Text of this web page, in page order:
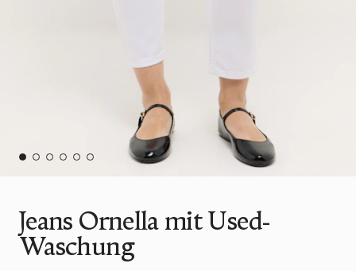
Jeans Ornella mit Used-
Waschung